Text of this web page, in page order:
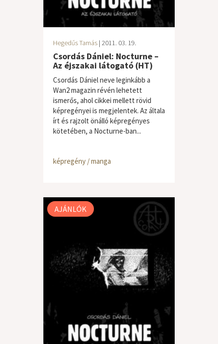
Hegedűs Tamás | 2011. 03. 19.
Csordás Dániel: Nocturne –
Az éjszakai látogató (HT)
Csordás Dániel neve leginkább a
Wan2 magazin révén lehetett
ismerős, ahol cikkei mellett rövid
képregényei is megjelentek. Az általa
írt és rajzolt önálló képregényes
kötetében, a Nocturne-ban...
képregény / manga
AJÁNLÓK